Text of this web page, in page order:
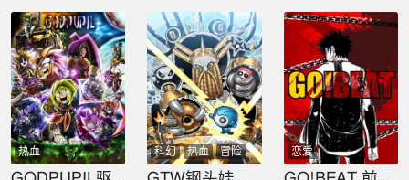
热血 科幻 热血 冒险 恋爱